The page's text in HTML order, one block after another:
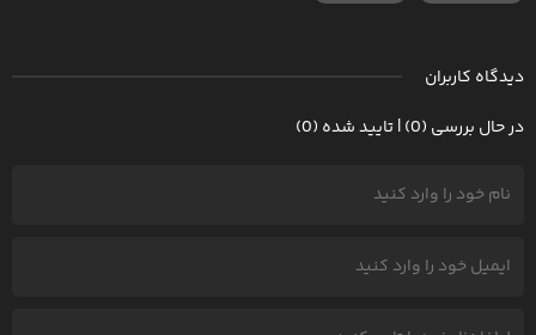
دیدگاه کاربران
در حال بررسی (0) | تایید شده (0)